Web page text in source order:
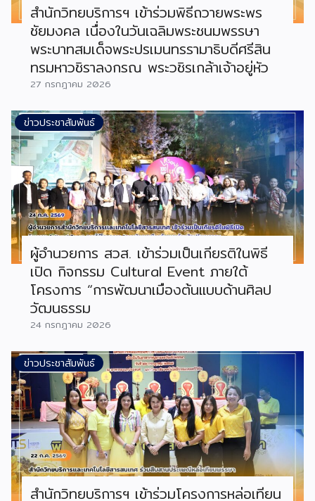
สำนักวิทยบริการฯ เข้าร่วมพิธีถวายพระพร
ชัยมงคล เนื่องในวันเฉลิมพระชนมพรรษา
พระบาทสมเด็จพระปรเมนทรรามาธิบดีศรีสิน
ทรมหาวชิราลงกรณ พระวชิรเกล้าเจ้าอยู่หัว
27 กรกฎาคม 2026
ข่าวประชาสัมพันธ์
ผู้อำนวยการ สวส. เข้าร่วมเป็นเกียรติในพิธี
เปิด กิจกรรม Cultural Event ภายใต้
โครงการ “การพัฒนาเมืองต้นแบบด้านศิลป
วัฒนธรรม
24 กรกฎาคม 2026
ข่าวประชาสัมพันธ์
สำนักวิทยบริการฯ เข้าร่วมโครงการหล่อเทียน